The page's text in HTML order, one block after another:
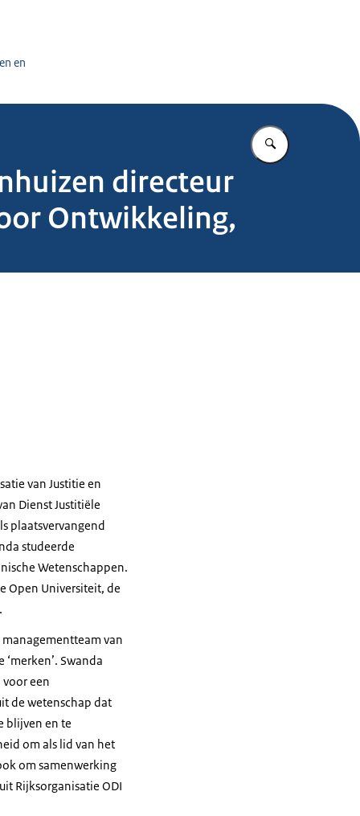
en
Vul in wat u
directeur
Ontwikkeling,
van Justitie en
Dienst Justitiële
plaatsvervangend
studeerde
Wetenschappen.
Open Universiteit, de
van
Swanda
een
de wetenschap dat
blijven en te
om als lid van het
om samenwerking
Rijksorganisatie ODI